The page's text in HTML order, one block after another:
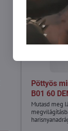
Pöttyös
B01 60
Mutasd meg